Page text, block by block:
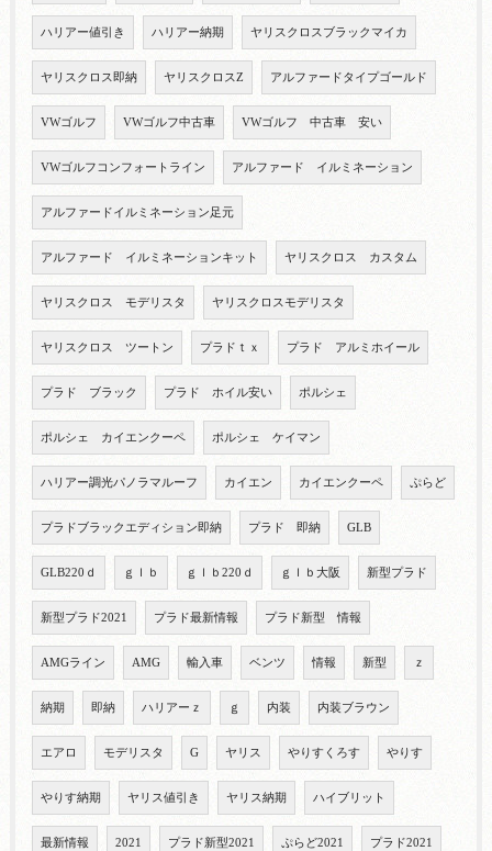
ハリアー値引き ハリアー納期 ヤリスクロスブラックマイカ
ヤリスクロス即納 ヤリスクロスZ アルファードタイプゴールド
VWゴルフ VWゴルフ中古車 VWゴルフ 中古車 安い
VWゴルフコンフォートライン アルファード イルミネーション
アルファードイルミネーション足元
アルファード イルミネーションキット ヤリスクロス カスタム
ヤリスクロス モデリスタ ヤリスクロスモデリスタ
ヤリスクロス ツートン プラドｔｘ プラド アルミホイール
プラド ブラック プラド ホイル安い ポルシェ
ポルシェ カイエンクーペ ポルシェ ケイマン
ハリアー調光パノラマルーフ カイエン カイエンクーペ ぷらど
プラドブラックエディション即納 プラド 即納 GLB
GLB220ｄ ｇｌｂ ｇｌｂ220ｄ ｇｌｂ大阪 新型プラド
新型プラド2021 プラド最新情報 プラド新型 情報
AMGライン AMG 輸入車 ベンツ 情報 新型 ｚ
納期 即納 ハリアーｚ ｇ 内装 内装ブラウン
エアロ モデリスタ G ヤリス やりすくろす やりす
やりす納期 ヤリス値引き ヤリス納期 ハイブリット
最新情報 2021 プラド新型2021 ぷらど2021 プラド2021